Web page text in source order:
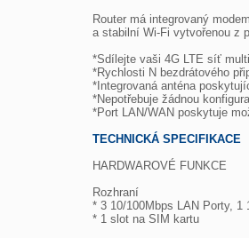
Router má integrovaný
a stabilní Wi-Fi vytvořenou z
*Sdílejte vaši 4G LTE síť
*Rychlosti N bezdrátového
*Integrovaná anténa
*Nepotřebuje žádnou
*Port LAN/WAN poskytuje
TECHNICKÁ SPECIFIKACE
HARDWAROVÉ FUNKCE
Rozhraní
* 3 10/100Mbps LAN Porty, 1
* 1 slot na SIM kartu